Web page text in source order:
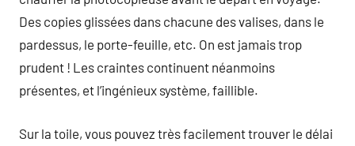
Des copies glissées dans chacune des valises, dans le
pardessus, le porte-feuille, etc. On est jamais trop
prudent ! Les craintes continuent néanmoins
présentes, et l’ingénieux système, faillible.
Sur la toile, vous pouvez très facilement trouver le délai